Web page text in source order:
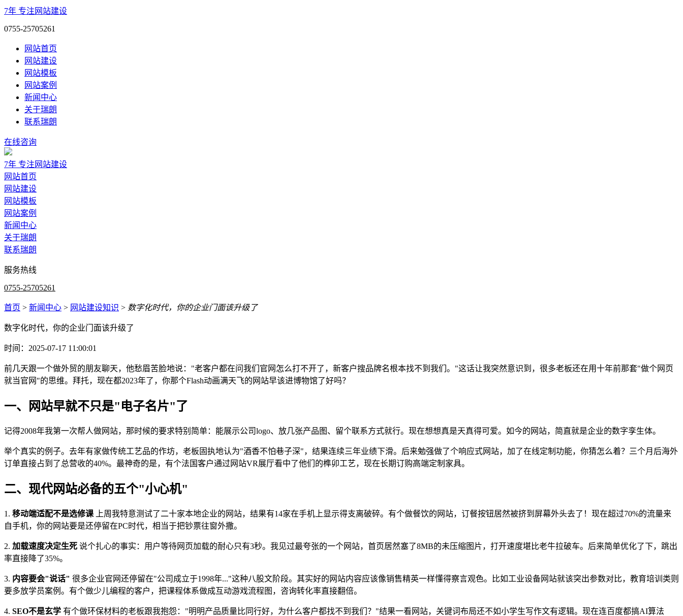
7年 专注网站建设
0755-25705261
网站首页
网站建设
网站模板
网站案例
新闻中心
关于瑞朗
联系瑞朗
在线咨询
7年 专注网站建设
网站首页
网站建设
网站模板
网站案例
新闻中心
关于瑞朗
联系瑞朗
服务热线
0755-25705261
首页 > 新闻中心 > 网站建设知识 > 数字化时代，你的企业门面该升级了
数字化时代，你的企业门面该升级了
时间：2025-07-17 11:00:01
前几天跟一个做外贸的朋友聊天，他愁眉苦脸地说："老客户都在问我们官网怎么打不开了，新客户搜品牌名根本找不到我们。"这话让我突然意识到，很多老板还在用十年前那套"做个网页
就当官网"的思维。拜托，现在都2023年了，你那个Flash动画满天飞的网站早该进博物馆了好吗？
一、网站早就不只是"电子名片"了
记得2008年我第一次帮人做网站，那时候的要求特别简单：能展示公司logo、放几张产品图、留个联系方式就行。现在想想真是天真得可爱。如今的网站，简直就是企业的数字孪生体。
举个真实的例子。去年有家做传统工艺品的作坊，老板固执地认为"酒香不怕巷子深"，结果连续三年业绩下滑。后来勉强做了个响应式网站，加了在线定制功能，你猜怎么着？三个月后海外
订单直接占到了总营收的40%。最神奇的是，有个法国客户通过网站VR展厅看中了他们的榫卯工艺，现在长期订购高端定制家具。
二、现代网站必备的五个"小心机"
1. 移动端适配不是选修课 上周我特意测试了二十家本地企业的网站，结果有14家在手机上显示得支离破碎。有个做餐饮的网站，订餐按钮居然被挤到屏幕外头去了！现在超过70%的流量来
自手机，你的网站要是还停留在PC时代，相当于把钞票往窗外撒。
2. 加载速度决定生死 说个扎心的事实：用户等待网页加载的耐心只有3秒。我见过最夸张的一个网站，首页居然塞了8MB的未压缩图片，打开速度堪比老牛拉破车。后来简单优化了下，跳出
率直接降了35%。
3. 内容要会"说话" 很多企业官网还停留在"公司成立于1998年..."这种八股文阶段。其实好的网站内容应该像销售精英一样懂得察言观色。比如工业设备网站就该突出参数对比，教育培训类则
要多放学员案例。有个做少儿编程的客户，把课程体系做成互动游戏流程图，咨询转化率直接翻倍。
4. SEO不是玄学 有个做环保材料的老板跟我抱怨："明明产品质量比同行好，为什么客户都找不到我们？"结果一看网站，关键词布局还不如小学生写作文有逻辑。现在连百度都搞AI算法